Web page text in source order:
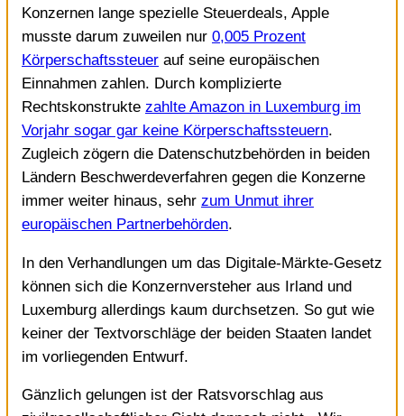
Konzernen lange spezielle Steuerdeals, Apple
musste darum zuweilen nur 0,005 Prozent
Körperschaftssteuer auf seine europäischen
Einnahmen zahlen. Durch komplizierte
Rechtskonstrukte zahlte Amazon in Luxemburg im
Vorjahr sogar gar keine Körperschaftssteuern.
Zugleich zögern die Datenschutzbehörden in beiden
Ländern Beschwerdeverfahren gegen die Konzerne
immer weiter hinaus, sehr zum Unmut ihrer
europäischen Partnerbehörden.
In den Verhandlungen um das Digitale-Märkte-Gesetz
können sich die Konzernversteher aus Irland und
Luxemburg allerdings kaum durchsetzen. So gut wie
keiner der Textvorschläge der beiden Staaten landet
im vorliegenden Entwurf.
Gänzlich gelungen ist der Ratsvorschlag aus